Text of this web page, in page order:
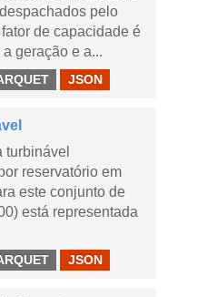
pelo
de capacidade é
geração e a...
JSON
turbinável
reservatório em
este conjunto de
está representada
JSON